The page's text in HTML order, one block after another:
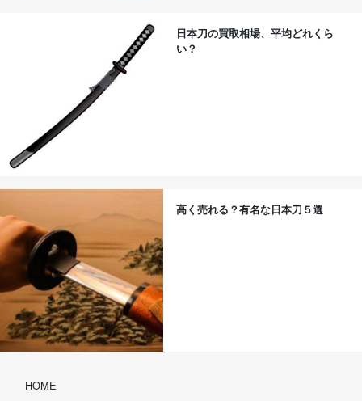
日本刀の買取相場、平均どれくら
い？
高く売れる？有名な日本刀５選
HOME